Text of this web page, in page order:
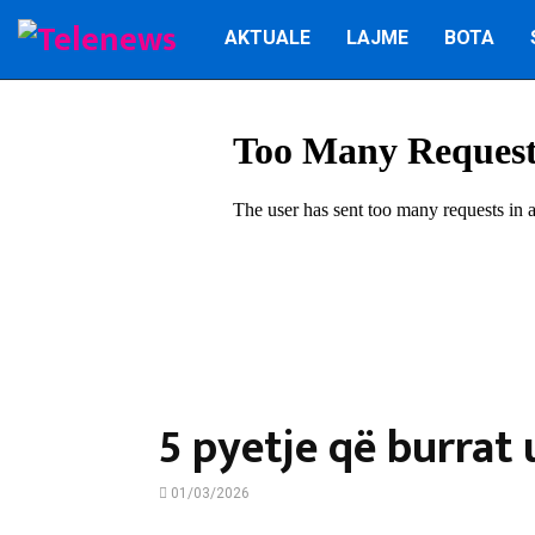
AKTUALE LAJME BOTA
5 pyetje që burrat
01/03/2026